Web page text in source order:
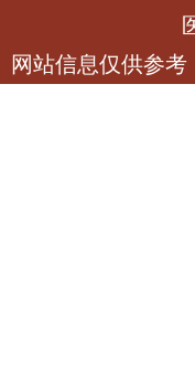
网站信息仅供参